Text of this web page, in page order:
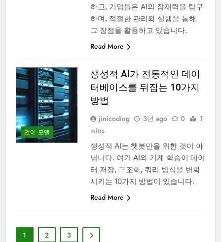
하고, 기업들은 AI의 잠재력을 탐구
하며, 적절한 관리와 실행을 통해
그 장점을 활용하고 있습니다.
Read More
언어 모델
생성적 AI가 전통적인 데이
터베이스를 뒤집는 10가지
방법
jinicoding 3년 ago 0
1
mins
생성적 AI는 챗봇만을 위한 것이 아
닙니다. 여기 AI와 기계 학습이 데이
터 저장, 구조화, 쿼리 방식을 변화
시키는 10가지 방법이 있습니다.
Read More
1 2 3